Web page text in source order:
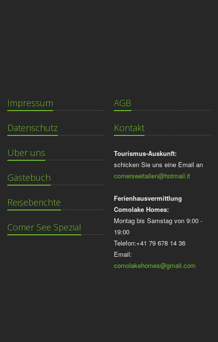
Impressum
Datenschutz
Über uns
Gästebuch
Reiseberichte
Comer See Spezial
AGB
Kontakt
Tourismus-Auskunft:
schicken Sie uns eine Email an
comerseeitalien@hotmail.it
Ferienhausvermittlung
Comolake Homes:
Montag bis Samstag von 9:00 -
19:00
Telefon:+41 79 678 14 36
Email:
comolakehomes@gmail.com